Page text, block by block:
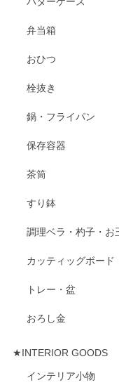
弁当箱
おひつ
栓抜き
鍋・フライパン
保存容器
茶筒
すり鉢
調理ベラ・杓子・お
カッティッグボード
トレー・盆
おろし金
★INTERIOR GOODS
インテリア小物